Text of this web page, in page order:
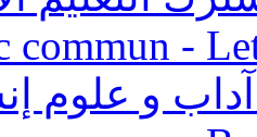
commun -
و علوم